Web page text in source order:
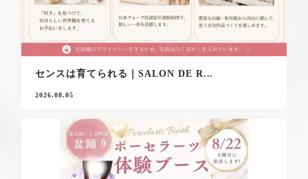
センスは育てられる｜SALON DE R...
2026.08.05